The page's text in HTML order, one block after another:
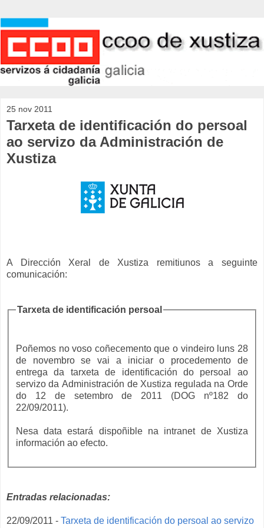
25 nov 2011
Tarxeta de identificación do persoal
ao servizo da Administración de
Xustiza
A Dirección Xeral de Xustiza remitiunos a seguinte
comunicación:
Tarxeta de identificación persoal
Poñemos no voso coñecemento que o vindeiro luns 28
de novembro se vai a iniciar o procedemento de
entrega da tarxeta de identificación do persoal ao
servizo da Administración de Xustiza regulada na Orde
do 12 de setembro de 2011 (DOG nº182 do
22/09/2011).
Nesa data estará dispoñible na intranet de Xustiza
información ao efecto.
Entradas relacionadas:
22/09/2011 - Tarxeta de identificación do persoal ao servizo